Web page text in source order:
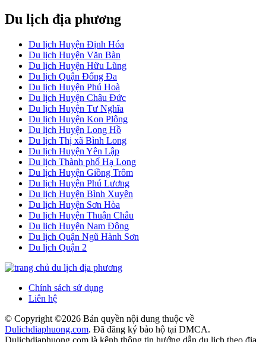
Du lịch địa phương
Du lịch Huyện Định Hóa
Du lịch Huyện Văn Bàn
Du lịch Huyện Hữu Lũng
Du lịch Quận Đống Đa
Du lịch Huyện Phú Hoà
Du lịch Huyện Châu Đức
Du lịch Huyện Tư Nghĩa
Du lịch Huyện Kon Plông
Du lịch Huyện Long Hồ
Du lịch Thị xã Bình Long
Du lịch Huyện Yên Lập
Du lịch Thành phố Hạ Long
Du lịch Huyện Giồng Trôm
Du lịch Huyện Phú Lương
Du lịch Huyện Bình Xuyên
Du lịch Huyện Sơn Hòa
Du lịch Huyện Thuận Châu
Du lịch Huyện Nam Đông
Du lịch Quận Ngũ Hành Sơn
Du lịch Quận 2
Chính sách sử dụng
Liên hệ
© Copyright ©2026 Bản quyền nội dung thuộc về
Dulichdiaphuong.com. Đã đăng ký bảo hộ tại DMCA.
Dulichdiaphuong.com là kênh thông tin hướng dẫn du lịch theo địa